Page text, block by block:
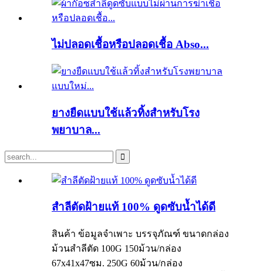
ไม่ปลอดเชื้อหรือปลอดเชื้อ Abso...
ยางยืดแบบใช้แล้วทิ้งสำหรับโรง
พยาบาล...
สำลีตัดฝ้ายแท้ 100% ดูดซับน้ำได้ดี
สินค้า ข้อมูลจำเพาะ บรรจุภัณฑ์ ขนาดกล่อง
ม้วนสำลีตัด 100G 150ม้วน/กล่อง
67x41x47ซม. 250G 60ม้วน/กล่อง